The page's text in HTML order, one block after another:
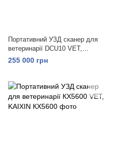
Портативний УЗД сканер для
ветеринарії DCU10 VET,
KAIXIN
255 000 грн